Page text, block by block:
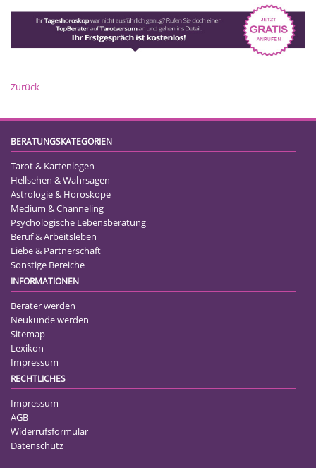
Zurück
BERATUNGSKATEGORIEN
Tarot & Kartenlegen
Hellsehen & Wahrsagen
Astrologie & Horoskope
Medium & Channeling
Psychologische Lebensberatung
Beruf & Arbeitsleben
Liebe & Partnerschaft
Sonstige Bereiche
INFORMATIONEN
Berater werden
Neukunde werden
Sitemap
Lexikon
Impressum
RECHTLICHES
Impressum
AGB
Widerrufsformular
Datenschutz